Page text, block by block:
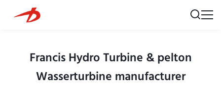
Francis Hydro Turbine & pelton
Wasserturbine manufacturer